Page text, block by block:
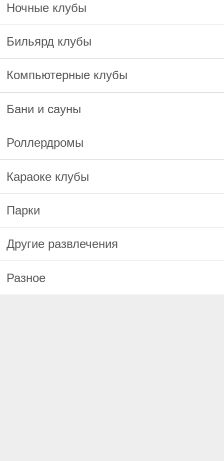
Ночные клубы
Бильярд клубы
Компьютерные клубы
Бани и сауны
Роллердромы
Караоке клубы
Парки
Другие развлечения
Разное